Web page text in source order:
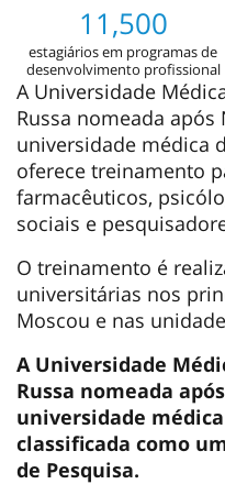
11,500
estagiários em programas de
desenvolvimento profissional
A Universidade
Russa nomeada
universidade médica
oferece treinamento
farmacêuticos,
sociais e
O treinamento é
universitárias nos
Moscou e nas
A Universidade
Russa nomeada
universidade
classificada como
de Pesquisa.